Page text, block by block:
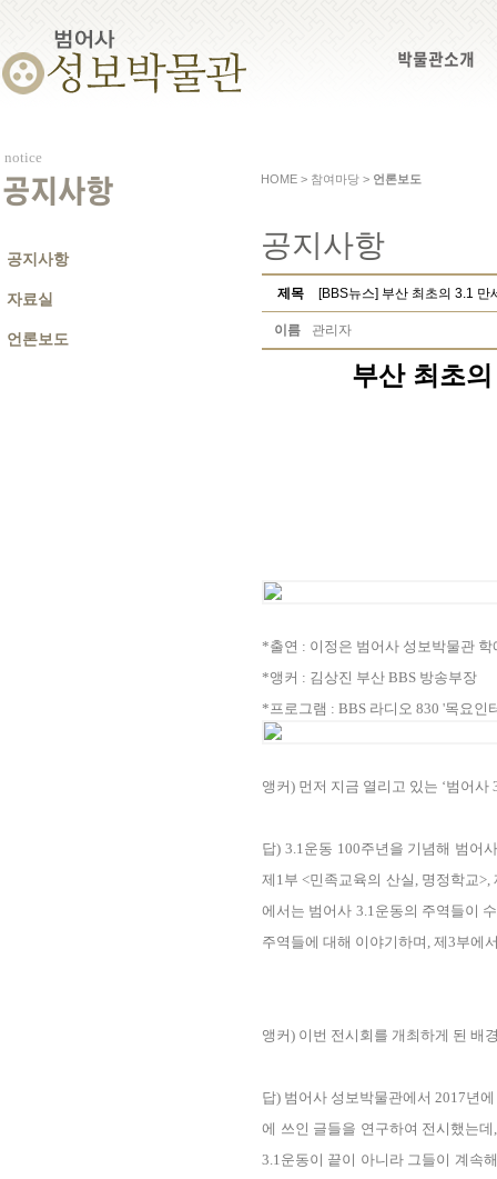
박물관소개
notice
공지사항
공지사항
자료실
언론보도
HOME > 참여마당 > 언론보도
공지사항
제목 [BBS뉴스] 부산 최초의 3.1
이름 관리자
부산 최초
*출연 : 이정은 범어사 성보박물관 학
*앵커 : 김상진 부산 BBS 방송부장
*프로그램 : BBS 라디오 830 '목요인
앵커) 먼저 지금 열리고 있는 ‘범어
답) 3.1운동 100주년을 기념해 범어
제1부 <민족교육의 산실, 명정학교
에서는 범어사 3.1운동의 주역들이
주역들에 대해 이야기하며, 제3부에
앵커) 이번 전시회를 개최하게 된 배
답) 범어사 성보박물관에서 2017년
에 쓰인 글들을 연구하여 전시했는
3.1운동이 끝이 아니라 그들이 계속